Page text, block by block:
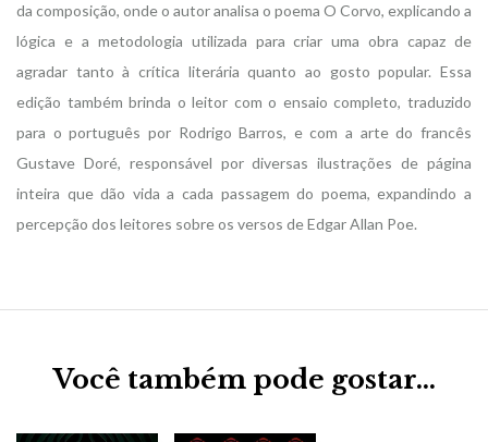
da composição, onde o autor analisa o poema O Corvo, explicando a
lógica e a metodologia utilizada para criar uma obra capaz de
agradar tanto à crítica literária quanto ao gosto popular. Essa
edição também brinda o leitor com o ensaio completo, traduzido
para o português por Rodrigo Barros, e com a arte do francês
Gustave Doré, responsável por diversas ilustrações de página
inteira que dão vida a cada passagem do poema, expandindo a
percepção dos leitores sobre os versos de Edgar Allan Poe.
Você também pode gostar…